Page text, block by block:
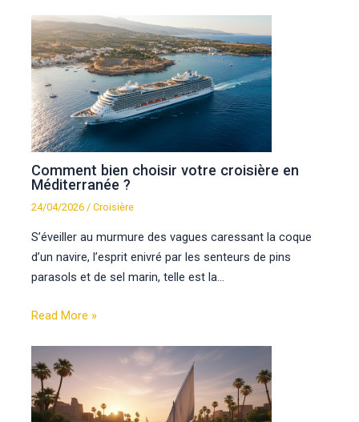
Comment bien choisir votre croisière en
Méditerranée ?
24/04/2026/Croisière
S’éveiller au murmure des vagues caressant la coque
d’un navire, l’esprit enivré par les senteurs de pins
parasols et de sel marin, telle est la…
Read More »